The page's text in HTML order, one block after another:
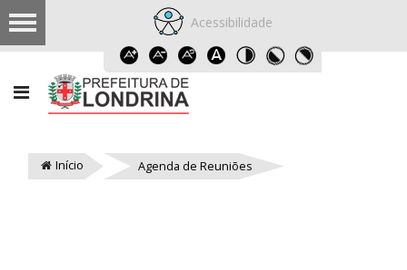
Acessibilidade
Início Agenda de Reuniões